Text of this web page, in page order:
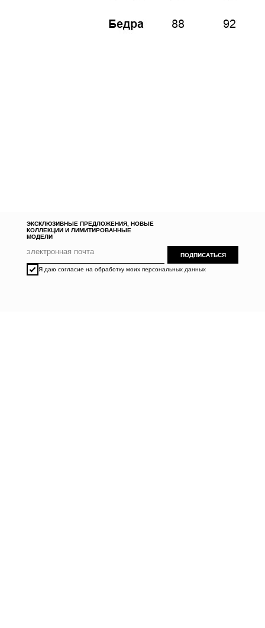
ЭКСКЛЮЗИВНЫЕ ПРЕДЛОЖЕНИЯ, НОВЫЕ
КОЛЛЕКЦИИ И ЛИМИТИРОВАННЫЕ
МОДЕЛИ
Я даю согласие на обработку моих персональных данных
ПОДПИСАТЬСЯ